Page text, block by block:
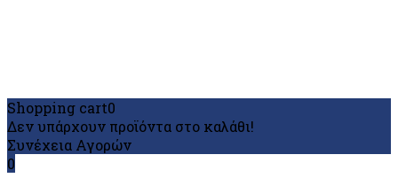
Shopping cart0
Δεν υπάρχουν προϊόντα στο καλάθι!
Συνέχεια Αγορών
0